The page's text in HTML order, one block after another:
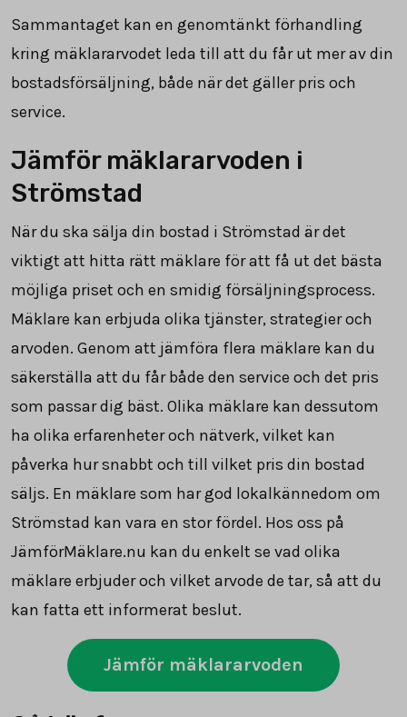
Sammantaget kan en genomtänkt förhandling
kring mäklararvodet leda till att du får ut mer av din
bostadsförsäljning, både när det gäller pris och
service.
Jämför mäklararvoden i
Strömstad
När du ska sälja din bostad i Strömstad är det
viktigt att hitta rätt mäklare för att få ut det bästa
möjliga priset och en smidig försäljningsprocess.
Mäklare kan erbjuda olika tjänster, strategier och
arvoden. Genom att jämföra flera mäklare kan du
säkerställa att du får både den service och det pris
som passar dig bäst. Olika mäklare kan dessutom
ha olika erfarenheter och nätverk, vilket kan
påverka hur snabbt och till vilket pris din bostad
säljs. En mäklare som har god lokalkännedom om
Strömstad kan vara en stor fördel. Hos oss på
JämförMäklare.nu kan du enkelt se vad olika
mäklare erbjuder och vilket arvode de tar, så att du
kan fatta ett informerat beslut.
Jämför mäklararvoden